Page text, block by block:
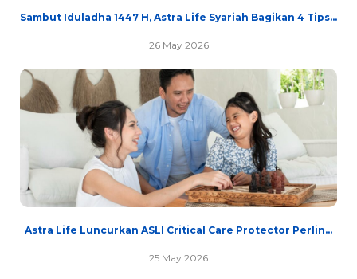
Sambut Iduladha 1447 H, Astra Life Syariah Bagikan 4 Tips...
26 May 2026
Astra Life Luncurkan ASLI Critical Care Protector Perlin...
25 May 2026